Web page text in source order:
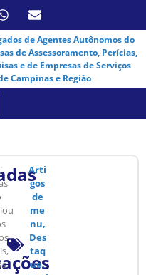
de Agentes Autônomos do
de Assessoramento, Perícias,
e de Empresas de Serviços
Campinas e Região
Arti
gos
de
me
nu,
Des
taq
ue,